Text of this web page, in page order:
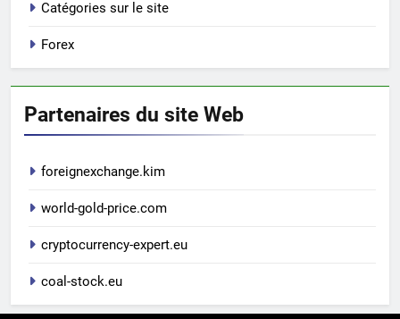
Catégories sur le site
Forex
Partenaires du site Web
foreignexchange.kim
world-gold-price.com
cryptocurrency-expert.eu
coal-stock.eu